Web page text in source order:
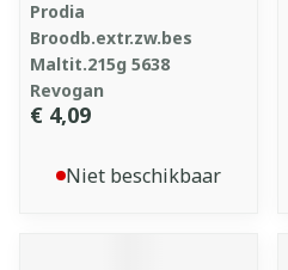
Prodia
Broodb.extr.zw.bes
Maltit.215g 5638
Revogan
€ 4,09
Niet beschikbaar